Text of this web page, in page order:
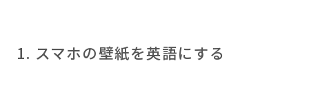
1. スマホの壁紙を英語にする